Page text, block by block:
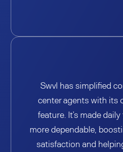
Swvl has simplified
center agents with its
feature. It’s made
more dependable,
satisfaction and